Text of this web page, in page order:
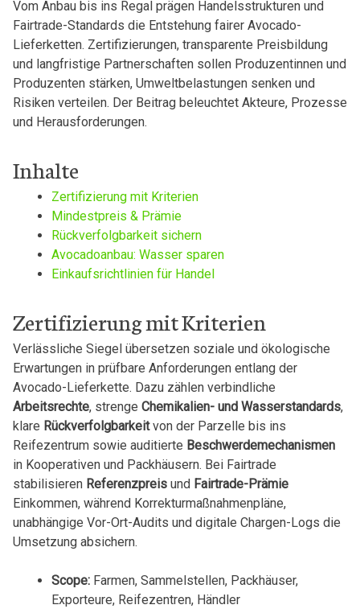
Vom Anbau bis ins Regal prägen Handelsstrukturen und
Fairtrade-Standards die Entstehung fairer Avocado-
Lieferketten. Zertifizierungen, transparente Preisbildung
und langfristige Partnerschaften sollen Produzentinnen und
Produzenten stärken, Umweltbelastungen senken und
Risiken verteilen. Der Beitrag beleuchtet Akteure, Prozesse
und Herausforderungen.
Inhalte
Zertifizierung mit Kriterien
Mindestpreis & Prämie
Rückverfolgbarkeit sichern
Avocadoanbau: Wasser sparen
Einkaufsrichtlinien für Handel
Zertifizierung mit Kriterien
Verlässliche Siegel übersetzen soziale und ökologische
Erwartungen in prüfbare Anforderungen entlang der
Avocado-Lieferkette. Dazu zählen verbindliche
Arbeitsrechte, strenge Chemikalien- und Wasserstandards,
klare Rückverfolgbarkeitvon der Parzelle bis ins
Reifezentrum sowie auditierte Beschwerdemechanismen
in Kooperativen und Packhäusern. Bei Fairtrade
stabilisieren Referenzpreisund Fairtrade-Prämie
Einkommen, während Korrekturmaßnahmenpläne,
unabhängige Vor-Ort-Audits und digitale Chargen-Logs die
Umsetzung absichern.
Scope:Farmen, Sammelstellen, Packhäuser,
Exporteure, Reifezentren, Händler